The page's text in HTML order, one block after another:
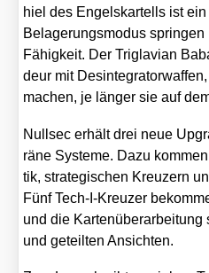
hiel des Engels­kar­tells ist
Bela­ge­rungs­mo­dus
Fähig­keit. Der Tri­g­la­vi­an
deur mit
machen, je län­ger sie auf
Null­sec erhält drei neue
rä­ne Sys­te­me. Dazu
tik, stra­te­gi­schen Kreu­zern
Fünf Tech-I-Kreu­zer
und die Kar­ten­über­ar­bei­tung
und geteil­ten Ansich­ten.